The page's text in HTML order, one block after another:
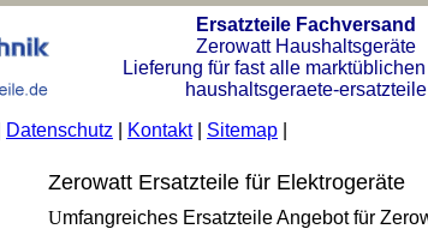
Ersatzteile Fachversand
Zerowatt Haushaltsgeräte
Lieferung für fast alle
haushaltsgeraete-ersatzteile
Datenschutz Kontakt| Sitemap
Zerowatt Ersatzteile für Elektrogeräte
Umfangreiches Ersatzteile Angebot für